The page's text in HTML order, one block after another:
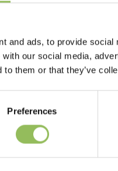
and ads, to provide
our social media,
to them or that they’ve
Preferences